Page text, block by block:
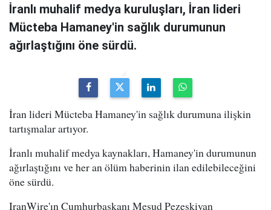
İranlı muhalif medya kuruluşları, İran lideri
Mücteba Hamaney'in sağlık durumunun
ağırlaştığını öne sürdü.
İran lideri Mücteba Hamaney'in sağlık durumuna ilişkin
tartışmalar artıyor.
İranlı muhalif medya kaynakları, Hamaney'in durumunun
ağırlaştığını ve her an ölüm haberinin ilan edilebileceğini
öne sürdü.
IranWire'ın Cumhurbaşkanı Mesud Pezeşkiyan